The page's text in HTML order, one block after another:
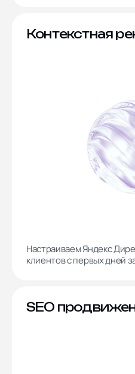
Контекстная
Настраиваем Яндекс
клиентов с первых дней
SEO